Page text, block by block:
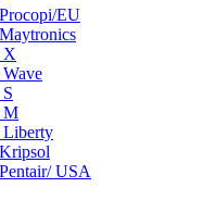
EU
X
M
USA